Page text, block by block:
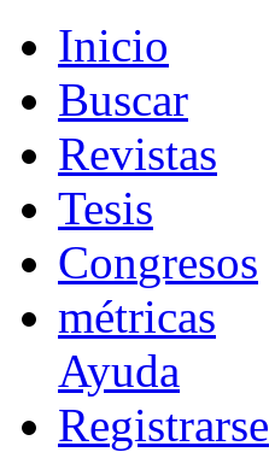
Inicio
Buscar
Revistas
Tesis
Congresos
métricas
Ayuda
Registrarse